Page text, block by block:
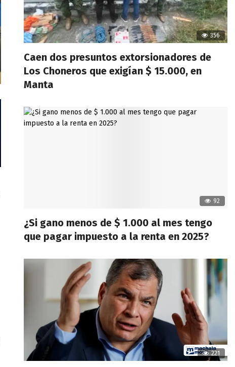
356
Caen dos presuntos extorsionadores de
Los Choneros que exigían $ 15.000, en
Manta
92
¿Si gano menos de $ 1.000 al mes tengo
que pagar impuesto a la renta en 2025?
221